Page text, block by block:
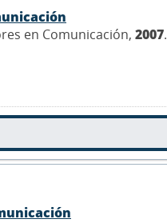
en Comunicación, 2007.